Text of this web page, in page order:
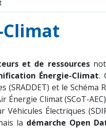
Climat
et de ressources
Énergie-Climat.
et le Schéma
Climat (SCoT-
Électriques
la démarche Open